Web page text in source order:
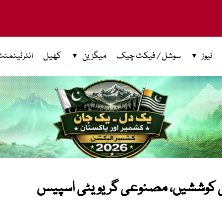
نیوز سوشل / فیکٹ چیک میگزین کھیل
کوششیں، مصنوعی گریویٹی اسپیس